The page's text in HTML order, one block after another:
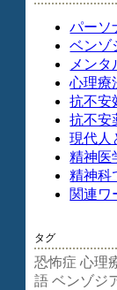
パーソ
ベンゾ
メンタ
心理療
抗不安
抗不安
現代人
精神医
精神科
関連ワ
タグ
恐怖症 心理
語 ベンゾジ